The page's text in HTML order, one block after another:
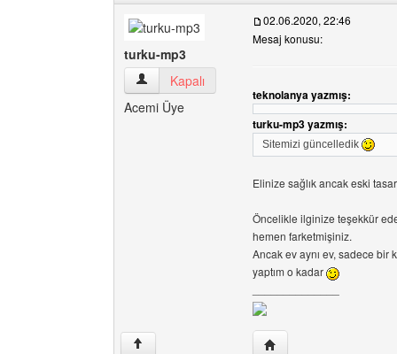
turku-mp3
turku-mp3 Kullanıcının profilini görüntüle
Kapalı
Acemi Üye
02.06.2020, 22:46
Mesaj konusu:
teknolanya yazmış:
turku-mp3 yazmış:
Sitemizi güncelledik
Elinize sağlık ancak eski
Öncelikle ilginize teşekkür
hemen farketmişiniz.
Ancak ev aynı ev, sadece bir
yaptım o kadar
↑ Yazarın web sitesini